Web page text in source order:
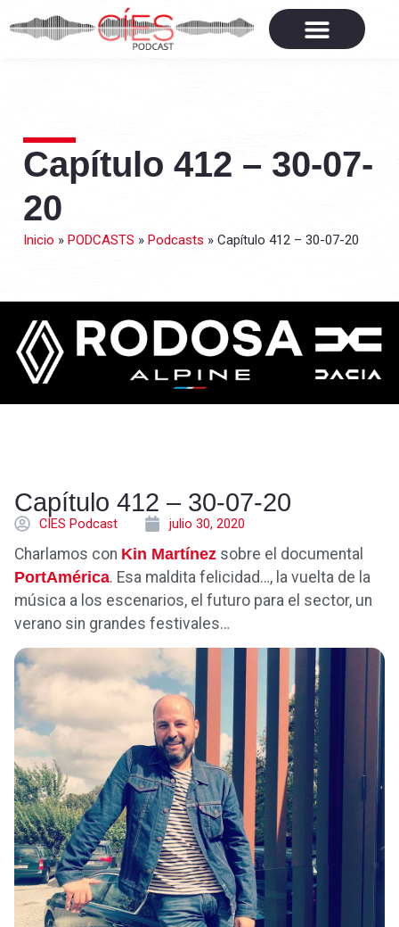
Capítulo 412 – 30-07-
20
Inicio » PODCASTS » Podcasts » Capítulo 412 – 30-07-20
Capítulo 412 – 30-07-20
CÍES Podcast julio 30, 2020
Charlamos con Kin Martínez sobre el documental
PortAmérica. Esa maldita felicidad…, la vuelta de la
música a los escenarios, el futuro para el sector, un
verano sin grandes festivales…